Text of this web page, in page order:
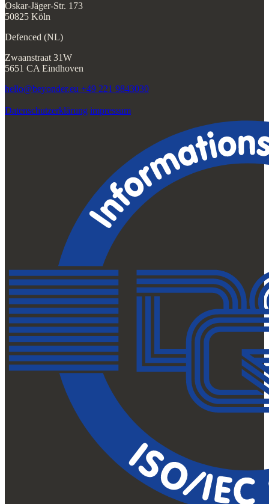
Oskar-Jäger-Str. 173
50825 Köln
Defenced (NL)
Zwaanstraat 31W
5651 CA Eindhoven
hello@beyonder.eu +49 221 9843030
Datenschutzerklärung impressum